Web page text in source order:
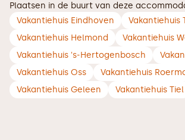
Plaatsen in de buurt van deze
Vakantiehuis Eindhoven
Vakantiehuis
Vakantiehuis Helmond
Vakantiehuis
Vakantiehuis 's-Hertogenbosch
Vakantiehuis Oss
Vakantiehuis
Vakantiehuis Geleen
Vakantiehuis Tiel